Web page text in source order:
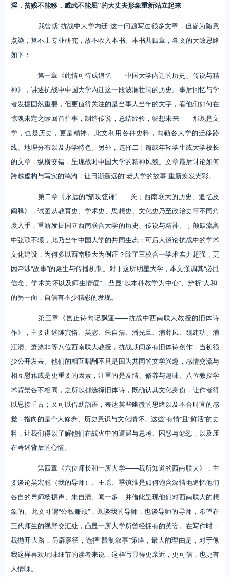
淫，贫贱不能移，威武不能屈”的大丈夫形象重新站立起来
我曾就“抗战中大学内迁”这一问题写过很多文章，但皆为随意
点染，算不上专业研究，故不收入本书。本书共四章，各文的大致思路
如下：
第一章《此情可待成追忆——中国大学内迁的历史、传说与精
神》，讲述抗战中中国大学内迁这一段波澜壮阔的历史。事后回忆与学
者发掘固然重要，但更值得关注的是当事人当年的文字，看他们如何在
惊魂未定之际回首往事，制造传说，总结经验，畅想未来——那既是文
学，也是历史，更是精神。此文利用各种史料，勾勒各大学的迁移路
线、地理分布以及办学特色。另外，选择二十篇或年轻学生或大学校长
的文章，纵横交错，呈现战时中国大学的精神风貌。文章最后讨论如何
跨越虚构与写实的鸿沟，让日渐遥远的“老大学的故事”重新焕发光彩。
第二章《永远的“笳吹弦诵”——关于西南联大的历史、追忆及
阐释》，试图从教育史、学术史、思想史、文化史乃至政治史等不同角
度入手，重新发掘国立西南联合大学的历史、传说与精神。于颠簸流离
中弦歌不辍，此乃当年中国大学的共同生态；可后人谈论抗战中的学术
文化建设，为何多以西南联大为例证？除了三校合一学术实力超强，更
因牵涉“故事”的诞生与传播机制。对于这所明星大学，本文强调其“必胜
信念、学术关怀以及师生情谊”，凸显“以本科教学为中心”、辨析“人和”
的另一面，自信有不少精彩的发现。
第三章《岂止诗句记飘蓬——抗战中西南联大教授的旧体诗
作》，主要讲述陈寅恪、吴宓、朱自清、潘光旦、浦薛凤、魏建功、浦
江清、萧涤非等八位西南联大教授，抗战期间多有旧体诗创作，当初很
少公开发表。他们的相互唱酬不只是因为共同的文学兴趣，感情交流与
相互慰藉或是更重要的因素，注重的是友情、修养与趣味。八位教授学
术背景各不相同，之所以都选择旧体诗，既确认其文化身份，让作者得
以思接千古；又可以借助韵语，表达某些幽微的思绪以及不合时宜的感
觉，指向的是个人修养、历史意识与文化情怀。这些“有情”且“鲜活”的史
料，让我们得以了解他们在战火中的遭遇与思考、困惑与怨怼，以及压
在著述背后的心情。
第四章《六位师长和一所大学——我所知道的西南联大》，主
要谈论吴宏聪（我的导师）、王瑶、季镇淮是如何饱含深情地追忆他们
各自的导师杨振声、朱自清、闻一多，并借此呈现他们对西南联大的想
象的。此文可谓“公私兼顾”，既谈我的导师，也谈导师的导师，希望在
三代师生的视野交汇处，凸显一所大学所曾经拥有的英姿。在写作时，
我抛开大路，另辟蹊径，选择“限制叙事”策略，最大的理由是，对于像
我这样喜欢玩味细节的读者来说，这样写显得更亲近，更可信，也更有
人情味。